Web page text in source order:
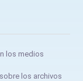
los medios
los archivos